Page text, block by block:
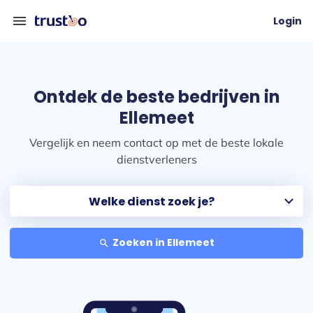
menu Login
Ontdek de beste bedrijven in
Ellemeet
Vergelijk en neem contact op met de beste lokale
dienstverleners
search Zoeken in Ellemeet